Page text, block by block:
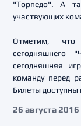
"Торпедо". А
участвующих
Отметим,
сегодняшнего
сегодняшняя
команду перед
Билеты
26 августа 2016